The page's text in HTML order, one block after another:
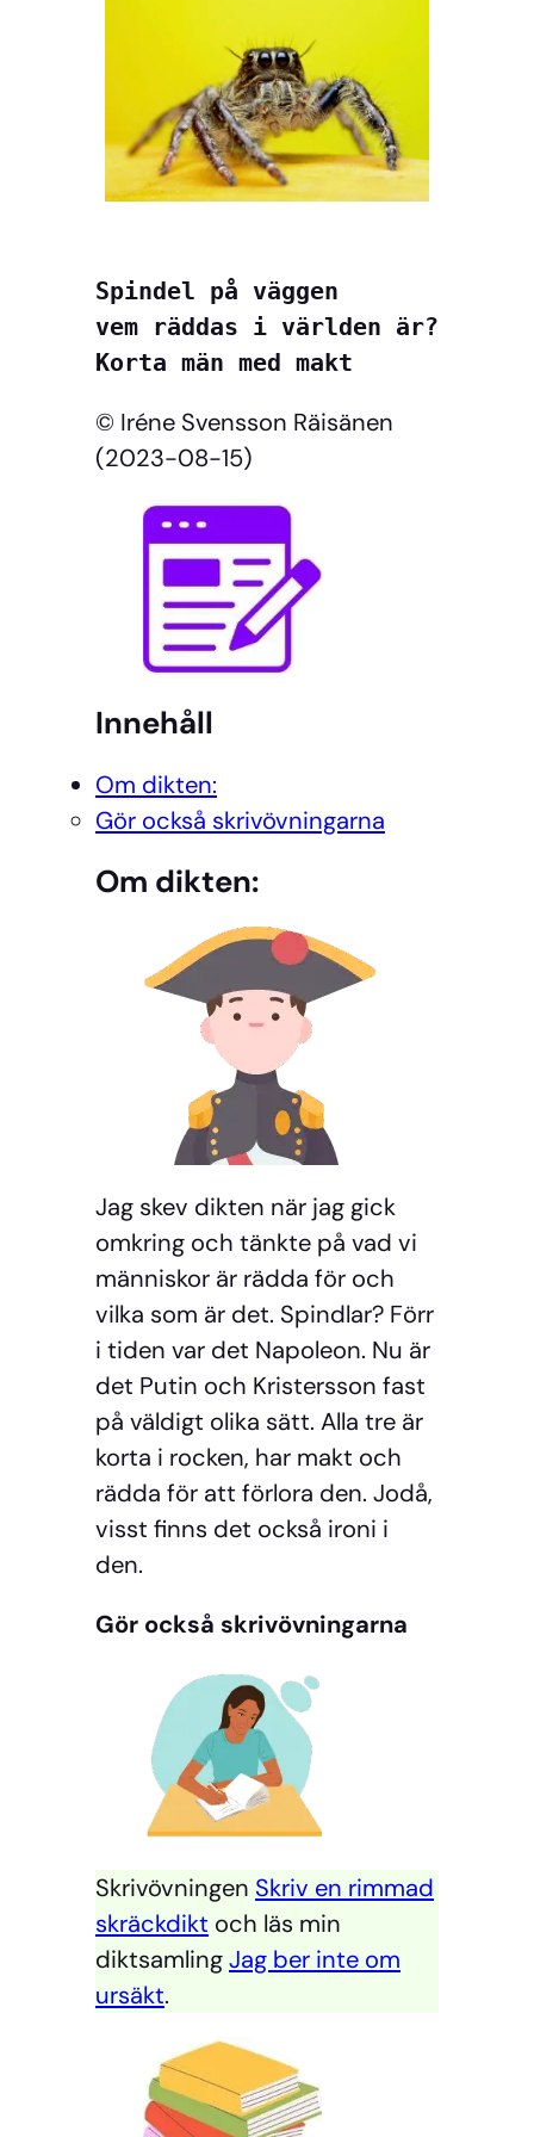
Spindel på väggen
vem räddas i världen är?
Korta män med makt
© Iréne Svensson Räisänen
(2023-08-15)
Innehåll
Om dikten:
Gör också skrivövningarna
Om dikten:
Jag skev dikten när jag gick
omkring och tänkte på vad vi
människor är rädda för och
vilka som är det. Spindlar? Förr
i tiden var det Napoleon. Nu är
det Putin och Kristersson fast
på väldigt olika sätt. Alla tre är
korta i rocken, har makt och
rädda för att förlora den. Jodå,
visst finns det också ironi i
den.
Gör också skrivövningarna
Skrivövningen Skriv en rimmad
skräckdikt och läs min
diktsamlingJag ber inte om
ursäkt.